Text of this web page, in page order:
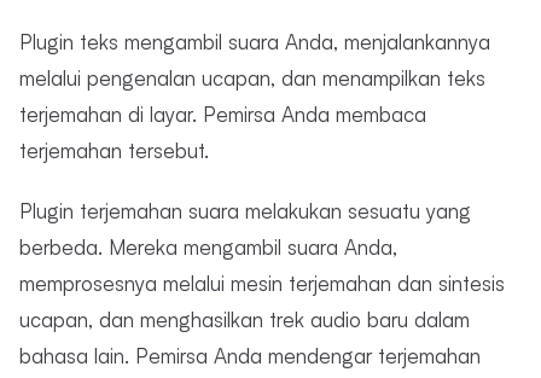
Plugin teks mengambil suara Anda, menjalankannya
melalui pengenalan ucapan, dan menampilkan teks
terjemahan di layar. Pemirsa Anda membaca
terjemahan tersebut.
Plugin terjemahan suara melakukan sesuatu yang
berbeda. Mereka mengambil suara Anda,
memprosesnya melalui mesin terjemahan dan sintesis
ucapan, dan menghasilkan trek audio baru dalam
bahasa lain. Pemirsa Anda mendengar terjemahan